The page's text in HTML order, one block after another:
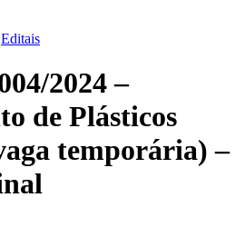
Editais
2024 –
de Plásticos
temporária) –